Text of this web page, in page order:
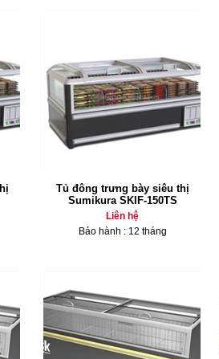
Tủ đông trưng bày siêu thị
Sumikura SKIF-150TS
Liên hệ
Bảo hành : 12 tháng